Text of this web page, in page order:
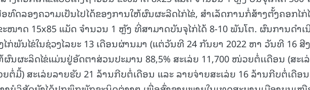
ທົດລອງຄວາມເປັນໄປໄດ້ຂອງການໃຫ້ຜົນຜະລີດໄກ່ໄຂ່, ສຳເລັດການກໍ່ສ້າງຕັ້ງຄອກໄກ່
ໜາດ 15x85 ແມັດ ຈຳນວນ 1 ຫຼັງ ທີ່ສາມາດບັນຈຸໄກ່ໄດ້ 8-10 ພັນໂຕ. ຜົນການດໍາເ
ກ່ພັນໄຂ່ໃນຊ່ວງໄລຍະ 13 ເດືອນຜ່ານມາ (ແຕ່ວັນທີ 24 ກັນຍາ 2022 ຫາ ວັນທີ 16 ສີ
ຜົນຜະລິດໄຂ່ແມ່ນຢູ່ອັດຕາສ່ວນປະມານ 88,5% ສະເລ່ຍ 11,700 ໜ່ວຍຕໍ່ເເດືອນ (ສະເ
ຕໍ່ມື້) ສະເລ່ຍລາຍຮັບ 21 ລ້ານກີບຕໍ່ເດືອນ ແລະ ລາຍຈ່າຍສະເລ່ຍ 16 ລ້ານກີບຕໍ່ເດືອ
15.040(07-08-